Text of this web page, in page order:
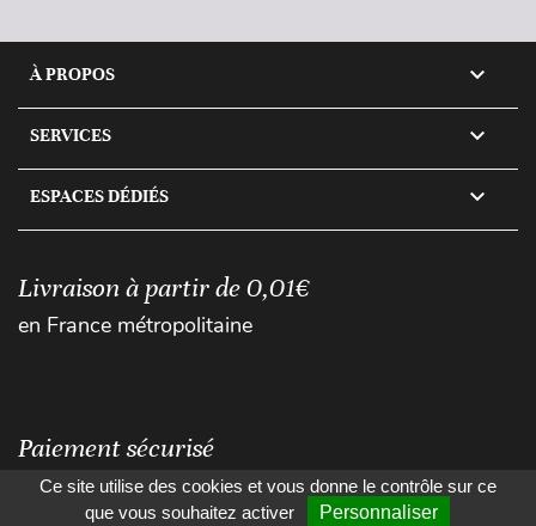
À PROPOS 
SERVICES 
ESPACES DÉDIÉS 
Livraison à partir de 0,01€
en France métropolitaine
Paiement sécurisé
Ce site utilise des cookies et vous donne le contrôle sur ce
que vous souhaitez activer
Personnaliser